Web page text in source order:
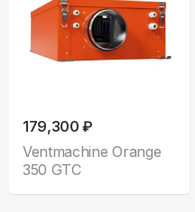
179,300 ₽
Ventmachine Orange
350 GTC